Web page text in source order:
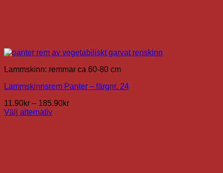
Lammskinn: remmar ca 60-80 cm
Lammskinnsrem Panter – färgnr. 24
11.90kr – 185.90krPrisintervall:
Välj alternativ